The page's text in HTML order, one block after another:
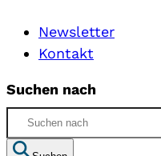
Newsletter
Kontakt
Suchen nach